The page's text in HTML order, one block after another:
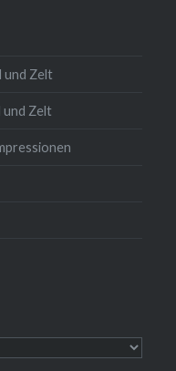
und Zelt
und Zelt